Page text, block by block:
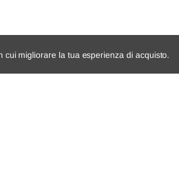
migliorare la tua esperienza di acquisto.